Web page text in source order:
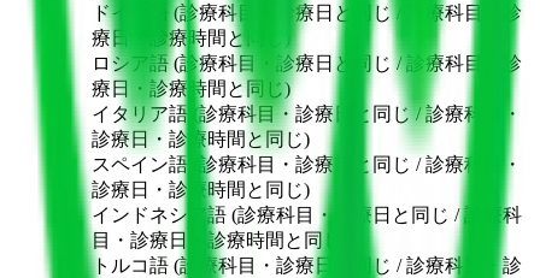
ドイツ語 (診療科目・診療日と同じ / 診療科目・診
療日・診療時間と同じ)
ロシア語 (診療科目・診療日と同じ / 診療科目・診
療日・診療時間と同じ)
イタリア語 (診療科目・診療日と同じ / 診療科目・
診療日・診療時間と同じ)
スペイン語 (診療科目・診療日と同じ / 診療科目・
診療日・診療時間と同じ)
インドネシア語 (診療科目・診療日と同じ / 診療科
目・診療日・診療時間と同じ)
トルコ語 (診療科目・診療日と同じ / 診療科目・診